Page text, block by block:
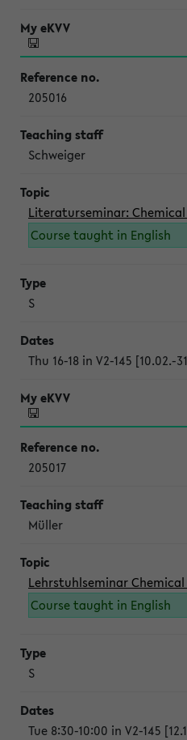
205016
Schweiger
Literaturseminar: Chemical
Course taught in English
S
Thu 16-18 in V2-145 [10.02.-
205017
Müller
Lehrstuhlseminar Chemical
Course taught in English
S
Tue 8:30-10:00 in V2-145